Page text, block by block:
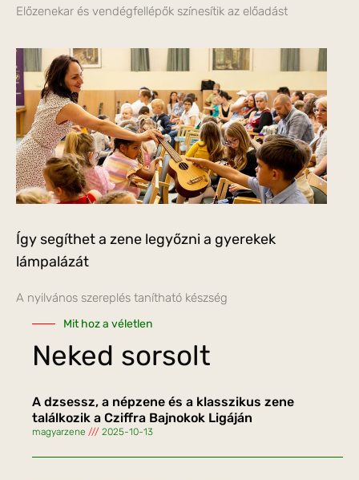
Előzenekar és vendégfellépők színesítik az előadást
Így segíthet a zene legyőzni a gyerekek
lámpalázát
A nyilvános szereplés tanítható készség
Mit hoz a véletlen
Neked sorsolt
A dzsessz, a népzene és a klasszikus zene
találkozik a Cziffra Bajnokok Ligáján
magyarzene 2025-10-13